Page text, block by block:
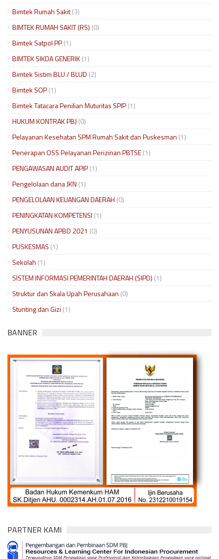
Bimtek Rumah Sakit(3)
BIMTEK RUMAH SAKIT (RS) (0)
Bimtek Satpol PP(1)
BIMTEK SIKDA GENERIK(1)
Bimtek Sistim BLU / BLUD (2)
Bimtek SOP(1)
Bimtek Tatacara Penilian Muturitas SPIP(1)
HUKUM KONTRAK PBJ (0)
Pelayanan Kesehatan SPM Rumah Sakit dan Puskesman (1)
Penerapan OSS Pelayanan Perizinan PBTSE(1)
PENGAWASAN AUDIT APIP(1)
Pengelolaan dana JKN (1)
PENGELOLAAN KEUANGAN DAERAH (0)
PENINGKATAN KOMPETENSI (1)
PENYUSUNAN APBD 2021 (0)
PUSKESMAS (1)
Sekolah (1)
SISTEM INFORMASI PEMERINTAH DAERAH (SIPD) (1)
Struktur dan Skala Upah Perusahaan (0)
Stunting dan Gizi (1)
BANNER
PARTNER KAMI